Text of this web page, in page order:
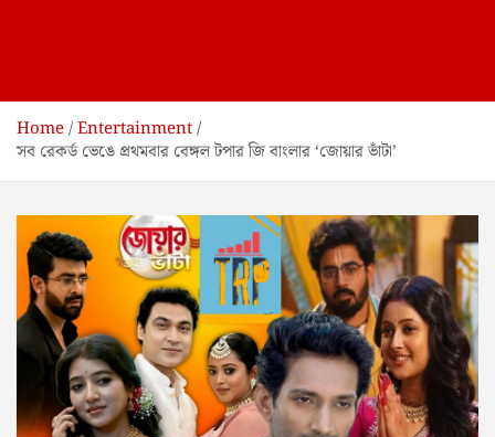
Home Entertainment
সব রেকর্ড ভেঙে প্রথমবার বেঙ্গল টপার জি বাংলার ‘জোয়ার ভাঁটা’